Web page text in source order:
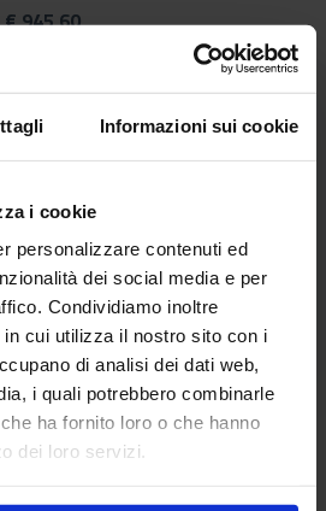
Informazioni sui cookie
i cookie
personalizzare contenuti ed
dei social media e per
Condividiamo inoltre
cui utilizza il nostro sito con i
di analisi dei dati web,
i quali potrebbero combinarle
ha fornito loro o che hanno
dei loro servizi.
€ 945,60
c.2 lett b 3)
DNA PG.
10 dicembre 2021]
di Aggiornamento: 10 dicembre 2021]